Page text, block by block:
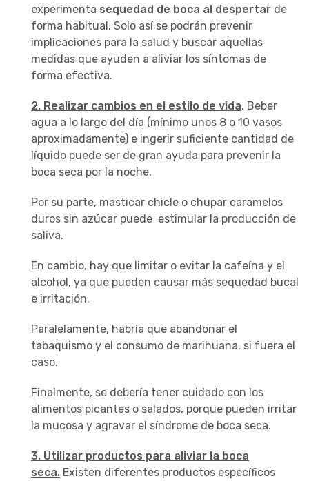
experimenta sequedad de boca al despertar de
forma habitual. Solo así se podrán prevenir
implicaciones para la salud y buscar aquellas
medidas que ayuden a aliviar los síntomas de
forma efectiva.
2. Realizar cambios en el estilo de vida. Beber
agua a lo largo del día (mínimo unos 8 o 10 vasos
aproximadamente) e ingerir suficiente cantidad de
líquido puede ser de gran ayuda para prevenir la
boca seca por la noche.
Por su parte, masticar chicle o chupar caramelos
duros sin azúcar puede estimular la producción de
saliva.
En cambio, hay que limitar o evitar la cafeína y el
alcohol, ya que pueden causar más sequedad bucal
e irritación.
Paralelamente, habría que abandonar el
tabaquismo y el consumo de marihuana, si fuera el
caso.
Finalmente, se debería tener cuidado con los
alimentos picantes o salados, porque pueden irritar
la mucosa y agravar el síndrome de boca seca.
3. Utilizar productos para aliviar la boca
seca. Existen diferentes productos específicos